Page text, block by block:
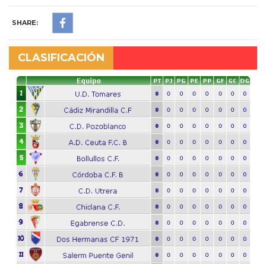
SHARE:
CLASIFICACIÓN